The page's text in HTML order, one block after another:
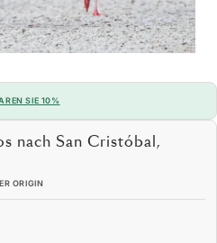
SIE 10%
nach San Cristóbal,
ORIGIN